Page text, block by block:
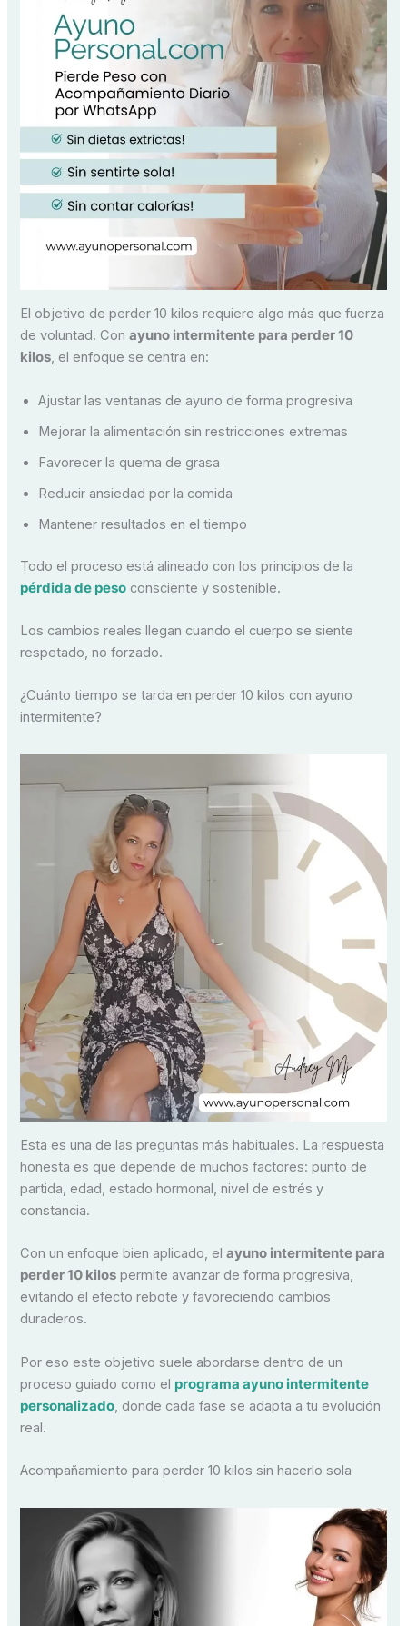
El objetivo de perder 10 kilos requiere algo más que fuerza
de voluntad. Conayuno intermitente para perder 10
kilos, el enfoque se centra en:
Ajustar las ventanas de ayuno de forma progresiva
Mejorar la alimentación sin restricciones extremas
Favorecer la quema de grasa
Reducir ansiedad por la comida
Mantener resultados en el tiempo
Todo el proceso está alineado con los principios de la
pérdida de peso consciente y sostenible.
Los cambios reales llegan cuando el cuerpo se siente
respetado, no forzado.
¿Cuánto tiempo se tarda en perder 10 kilos con ayuno
intermitente?
Esta es una de las preguntas más habituales. La respuesta
honesta es que depende de muchos factores: punto de
partida, edad, estado hormonal, nivel de estrés y
constancia.
Con un enfoque bien aplicado, elayuno intermitente para
perder 10 kilos permite avanzar de forma progresiva,
evitando el efecto rebote y favoreciendo cambios
duraderos.
Por eso este objetivo suele abordarse dentro de un
proceso guiado como el programa ayuno intermitente
personalizado, donde cada fase se adapta a tu evolución
real.
Acompañamiento para perder 10 kilos sin hacerlo sola